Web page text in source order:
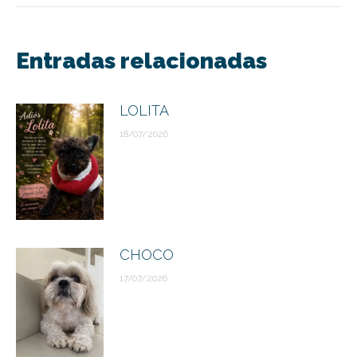
entre
Entradas relacionadas
LOLITA
18/07/2026
CHOCO
17/07/2026